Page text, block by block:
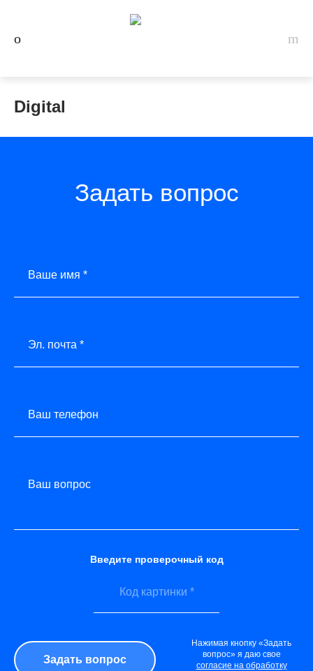
Digital
Задать вопрос
Ваше имя *
Эл. почта *
Ваш телефон
Ваш вопрос
Введите проверочный код
Нажимая кнопку «Задать
вопрос» я даю свое
согласие на обработку